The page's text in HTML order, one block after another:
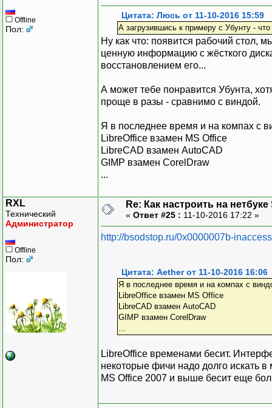
Offline
Пол:
Цитата: Люсь от 11-10-2016 15:59
А загрузившись к примеру с Убунту -
Ну как что: появится рабочий стол,
ценную информацию с жёсткого
восстановлением его...
А может тебе понравится Убунта,
проще в разы - сравнимо с виндой.
Я в последнее время и на компах с
LibreOffice взамен MS Office
LibreCAD взамен AutoCAD
GIMP взамен CorelDraw
...
RXL
Технический
Администратор
Offline
Пол:
Re: Как настроить на
« Ответ #25 : 11-10-2016 17:22 »
http://bsodstop.ru/0x0000007b-
Цитата: Aether от 11-10-2016 16:06
Я в последнее время и на компах с
LibreOffice взамен MS Office
LibreCAD взамен AutoCAD
GIMP взамен CorelDraw
LibreOffice временами бесит.
некоторые фичи надо долго искать
MS Office 2007 и выше бесит еще